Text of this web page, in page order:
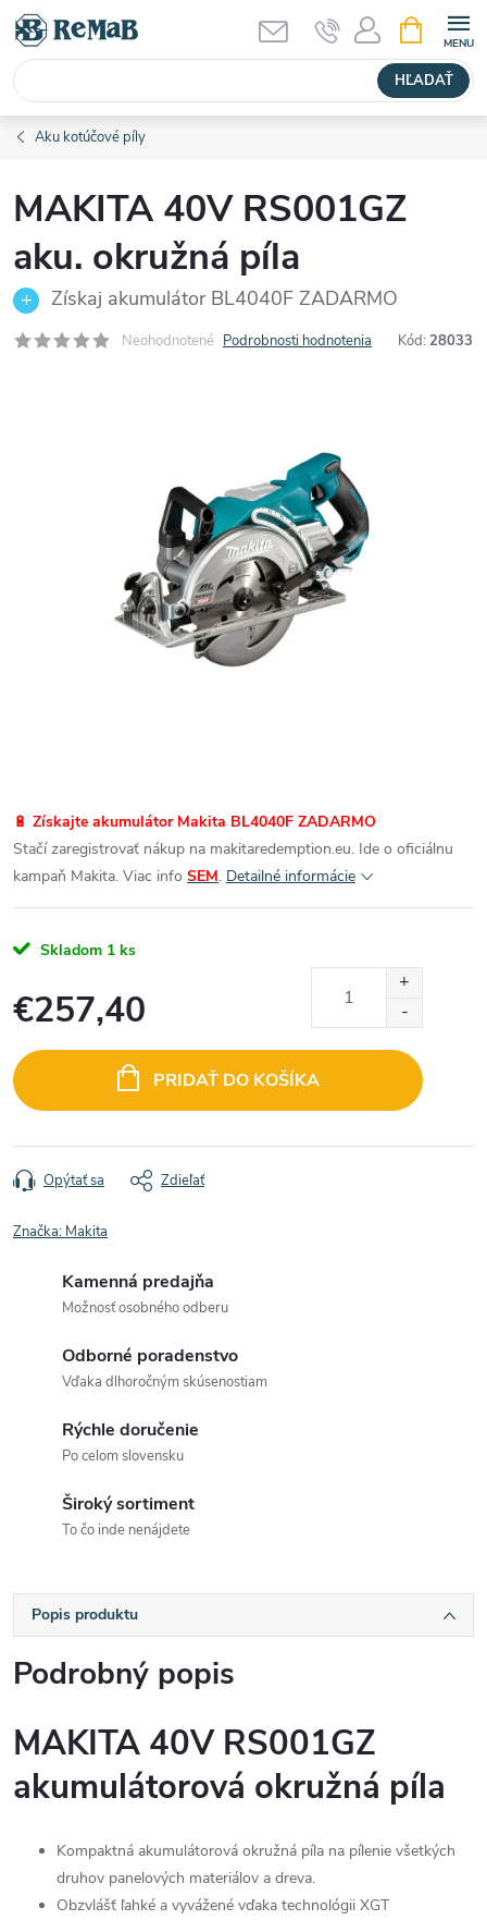
Prejsť
obsah
HĽADAŤ
KOŠÍK
Aku kotúčové píly
MAKITA 40V RS001GZ
aku. okružná píla
Získaj akumulátor BL4040F ZADARMO
Neohodnotené Podrobnosti hodnotenia Kód: 28033
🔋 Získajte akumulátor Makita BL4040F ZADARMO
Stačí zaregistrovať nákup na makitaredemption.eu. Ide o oficiálnu
kampaň Makita. Viac info SEM. Detailné informácie
Skladom 1 ks
€257,40
cena:
PRIDAŤ DO KOŠÍKA
Opýtať sa Zdieľať
Značka: Makita
Kamenná predajňa
Možnosť osobného odberu
Odborné poradenstvo
Vďaka dlhoročným skúsenostiam
Rýchle doručenie
Po celom slovensku
Široký sortiment
To čo inde nenájdete
Popis produktu
Podrobný popis
MAKITA 40V RS001GZ
akumulátorová okružná píla
Kompaktná akumulátorová okružná píla na pílenie všetkých
druhov panelových materiálov a dreva.
Obzvlášť ľahké a vyvážené vďaka technológii XGT